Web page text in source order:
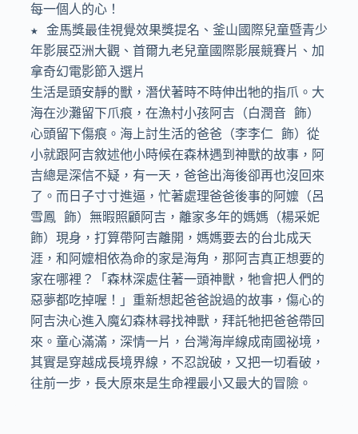
每一個人的心！
★ 金馬獎最佳視覺效果獎提名、釜山國際兒童暨青少
年影展亞洲大觀、首爾九老兒童國際影展競賽片、加
拿奇幻電影節入選片
生活是頭安靜的獸，潛伏著時不時伸出牠的指爪。大
海在沙灘留下爪痕，在漁村小孩阿吉（白潤音 飾）
心頭留下傷痕。海上討生活的爸爸（李李仁 飾）從
小就跟阿吉敘述他小時候在森林遇到神獸的故事，阿
吉總是深信不疑，有一天，爸爸出海後卻再也沒回來
了。而日子寸寸進逼，忙著處理爸爸後事的阿嬤（呂
雪鳳 飾）無暇照顧阿吉，離家多年的媽媽（楊采妮
飾）現身，打算帶阿吉離開，媽媽要去的台北成天
涯，和阿嬤相依為命的家是海角，那阿吉真正想要的
家在哪裡？「森林深處住著一頭神獸，牠會把人們的
惡夢都吃掉喔！」重新想起爸爸說過的故事，傷心的
阿吉決心進入魔幻森林尋找神獸，拜託牠把爸爸帶回
來。童心滿滿，深情一片，台灣海岸線成南國祕境，
其實是穿越成長境界線，不忍說破，又把一切看破，
往前一步，長大原來是生命裡最小又最大的冒險。